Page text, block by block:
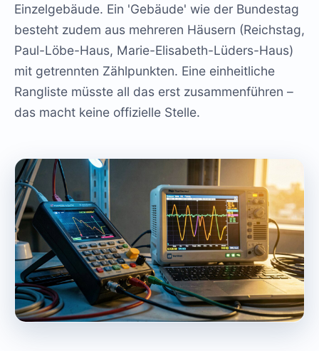
Einzelgebäude. Ein 'Gebäude' wie der Bundestag
besteht zudem aus mehreren Häusern (Reichstag,
Paul-Löbe-Haus, Marie-Elisabeth-Lüders-Haus)
mit getrennten Zählpunkten. Eine einheitliche
Rangliste müsste all das erst zusammenführen –
das macht keine offizielle Stelle.